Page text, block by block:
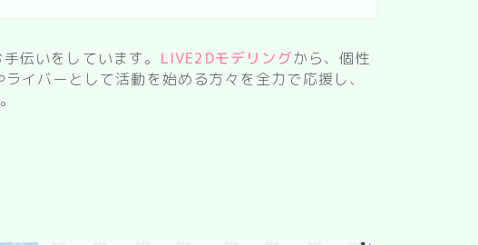
伝いをしています。 LIVE2Dモデリングから、個性
イバーとして活動を始める方々を全力で応援し、